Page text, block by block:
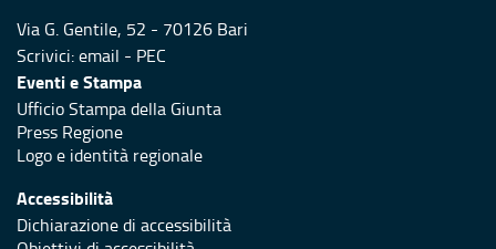
Via G. Gentile, 52 - 70126 Bari
Scrivici:email - PEC
Eventi e Stampa
Ufficio Stampa della Giunta
Press Regione
Logo e identità regionale
Accessibilità
Dichiarazione di accessibilità